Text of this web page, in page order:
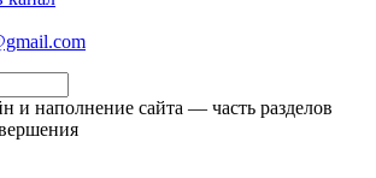
и наполнение сайта — часть разделов